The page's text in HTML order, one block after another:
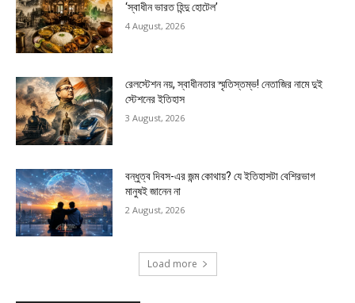
‘স্বাধীন ভারত হিন্দু হোটেল’
4 August, 2026
রেলস্টেশন নয়, স্বাধীনতার স্মৃতিস্তম্ভ! নেতাজির নামে দুই
স্টেশনের ইতিহাস
3 August, 2026
বন্ধুত্ব দিবস-এর জন্ম কোথায়? যে ইতিহাসটা বেশিরভাগ
মানুষই জানেন না
2 August, 2026
Load more